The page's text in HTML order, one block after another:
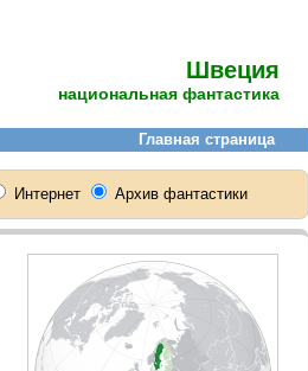
Швеция
национальная фантастика